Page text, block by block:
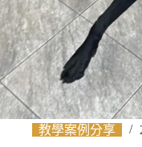
教學案例分享